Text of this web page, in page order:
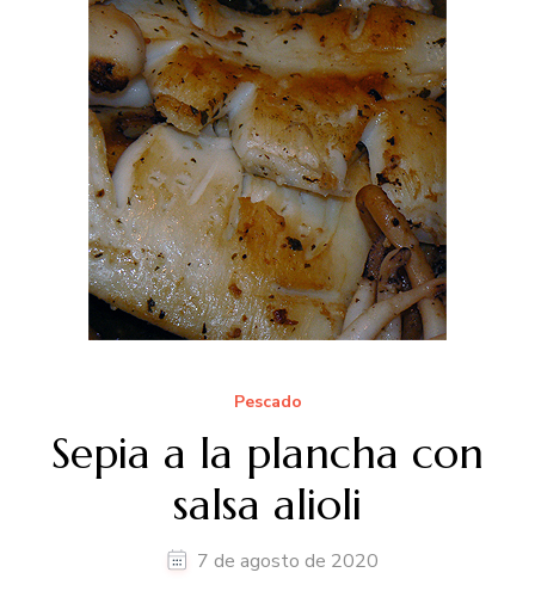
Pescado
Sepia a la plancha con
salsa alioli
7 de agosto de 2020